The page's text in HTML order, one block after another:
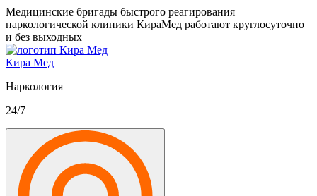
Медицинские бригады быстрого реагирования
наркологической клиники КираМед работают круглосуточно
и без выходных
Кира Мед
Наркология
24/7